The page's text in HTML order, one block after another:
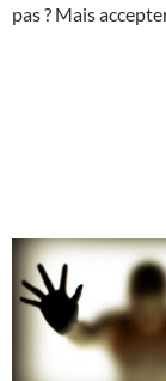
pas ? Mais